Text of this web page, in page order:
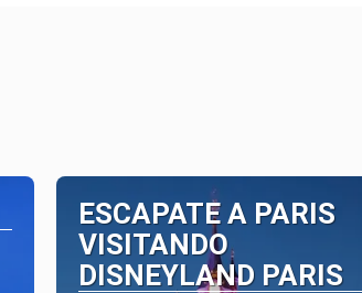
ESCAPATE A PARIS
VISITANDO
DISNEYLAND PARIS